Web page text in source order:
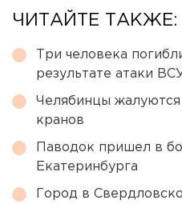
ЧИТАЙТЕ ТАКЖЕ:
Три человека
результате атаки
Челябинцы
кранов
Паводок пришел в
Екатеринбурга
Город в